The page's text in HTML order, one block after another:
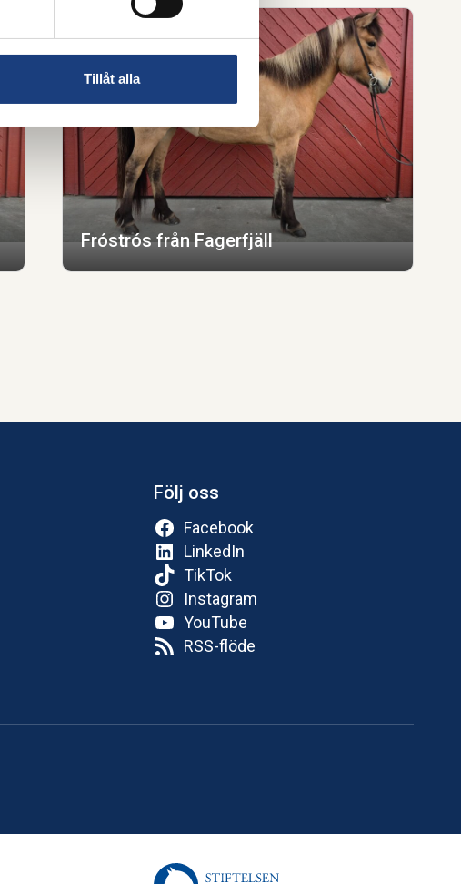
Tillåt alla
Fróstrós från Fagerfjäll
Följ oss
Facebook
LinkedIn
TikTok
Instagram
YouTube
RSS-flöde